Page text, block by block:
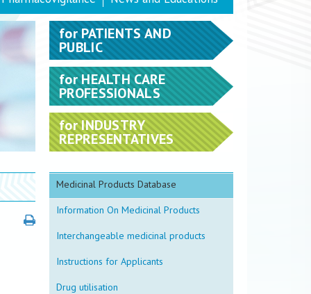
forPATIENTS AND
PUBLIC
forHEALTH CARE
PROFESSIONALS
forINDUSTRY
REPRESENTATIVES
Medicinal Products Database
Information On Medicinal Products
Interchangeable medicinal products
Instructions for Applicants
Drug utilisation